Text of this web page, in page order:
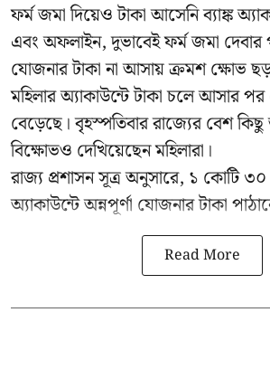
ফর্ম জমা দিয়েও টাকা আসেনি ব্যাঙ্ক
এবং অফলাইন, দুভাবেই ফর্ম জমা দেবার
যোজনার টাকা না আসায় ক্রমশ ক্ষোভ
মহিলার অ্যাকাউন্টে টাকা চলে আসার
বেড়েছে। বৃহস্পতিবার রাজ্যের বেশ
বিক্ষোভও দেখিয়েছেন মহিলারা।
রাজ্য প্রশাসন সূত্র অনুসারে, ১ কোটি ৩০
অ্যাকাউন্টে অন্নপূর্ণা যোজনার টাকা
Read More